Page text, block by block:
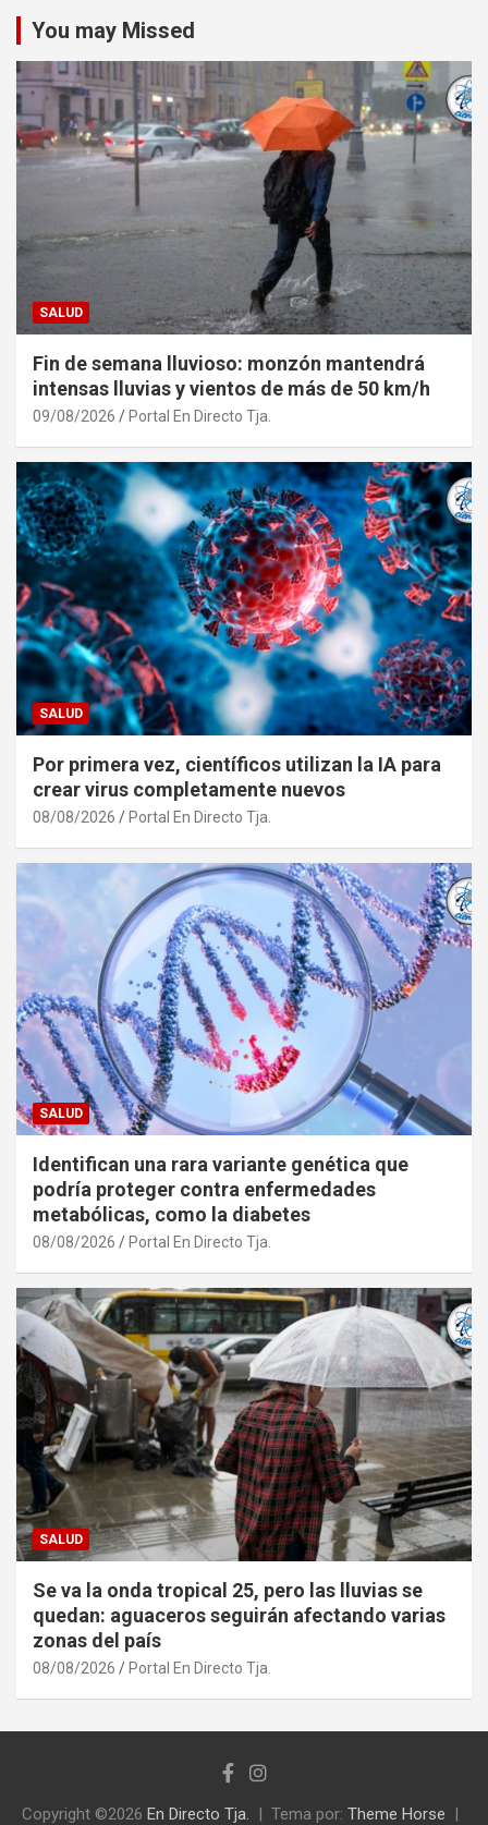
You may Missed
SALUD
Fin de semana lluvioso: monzón mantendrá
intensas lluvias y vientos de más de 50 km/h
09/08/2026 Portal En Directo Tja.
SALUD
Por primera vez, científicos utilizan la IA para
crear virus completamente nuevos
08/08/2026 Portal En Directo Tja.
SALUD
Identifican una rara variante genética que
podría proteger contra enfermedades
metabólicas, como la diabetes
08/08/2026 Portal En Directo Tja.
SALUD
Se va la onda tropical 25, pero las lluvias se
quedan: aguaceros seguirán afectando varias
zonas del país
08/08/2026 Portal En Directo Tja.
Copyright ©2026 En Directo Tja. Tema por: Theme Horse